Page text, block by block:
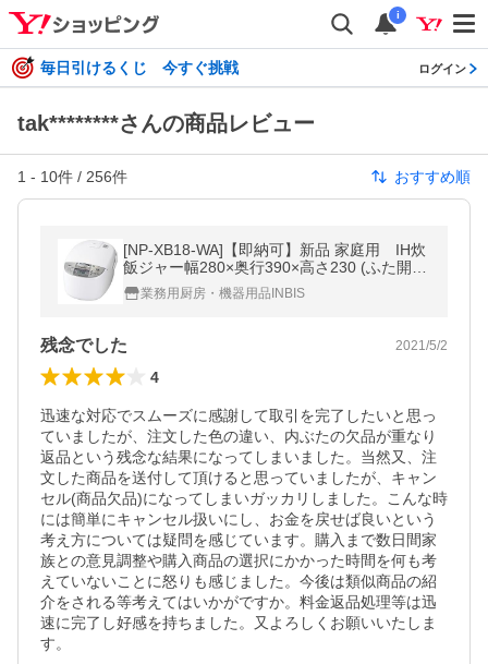
i
毎日引けるくじ 今すぐ挑戦 ログイン
tak********さんの商品レビュー
1 - 10件 / 256件 おすすめ順
[NP-XB18-WA]【即納可】新品 家庭用 IH炊
飯ジャー幅280×奥行390×高さ230 (ふた開け
時の高さ460)/業務用/新品/送料無料
業務用厨房・機器用品INBIS
残念でした 2021/5/2
4
迅速な対応でスムーズに感謝して取引を完了したいと思っ
ていましたが、注文した色の違い、内ぶたの欠品が重なり
返品という残念な結果になってしまいました。当然又、注
文した商品を送付して頂けると思っていましたが、キャン
セル(商品欠品)になってしまいガッカリしました。こんな時
には簡単にキャンセル扱いにし、お金を戻せば良いという
考え方については疑問を感じています。購入まで数日間家
族との意見調整や購入商品の選択にかかった時間を何も考
えていないことに怒りも感じました。今後は類似商品の紹
介をされる等考えてはいかがですか。料金返品処理等は迅
速に完了し好感を持ちました。又よろしくお願いいたしま
す。